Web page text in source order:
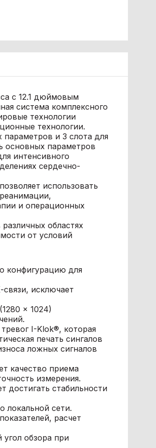
с 12.1 дюймовым
система комплексного
технологии
технологии.
и 3 слота для
основных параметров
интенсивного
сердечно-
использовать
и операционных
областях
от условий
конфигурацию для
исключает
× 1024)
I-Klok®, которая
печать сингалов
ложных сигналов
качество приема
измерения.
достигать стабильности
локальной сети.
расчет
угол обзора при